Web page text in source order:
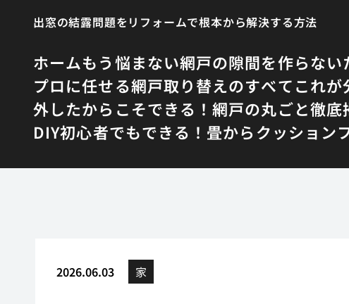
出窓の結露問題をリフォームで根本から解決する方法
ホームもう悩まない網戸の隙間を作らな
プロに任せる網戸取り替えのすべてこれが
外したからこそできる！網戸の丸ごと徹底
DIY初心者でもできる！畳からクッション
2026.06.03 家